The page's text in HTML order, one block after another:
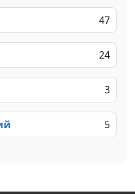
47
24
3
5